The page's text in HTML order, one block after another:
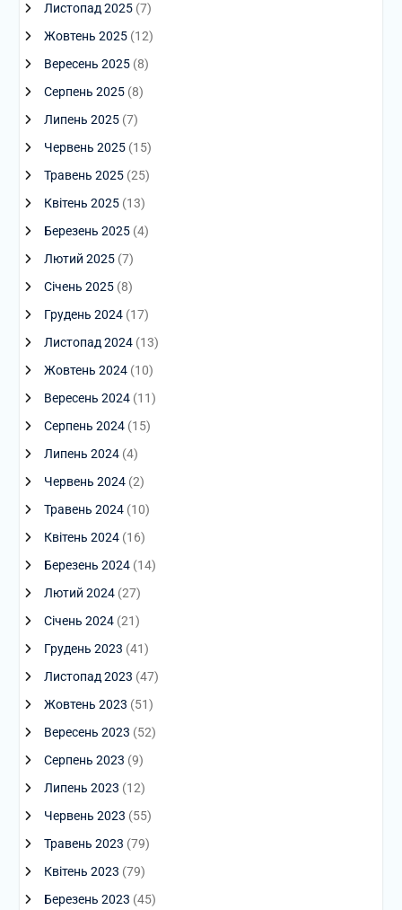
Листопад 2025(7)
Жовтень 2025(12)
Вересень 2025(8)
Серпень 2025(8)
Липень 2025(7)
Червень 2025(15)
Травень 2025(25)
Квітень 2025(13)
Березень 2025(4)
Лютий 2025(7)
Січень 2025(8)
Грудень 2024(17)
Листопад 2024(13)
Жовтень 2024(10)
Вересень 2024(11)
Серпень 2024(15)
Липень 2024(4)
Червень 2024(2)
Травень 2024(10)
Квітень 2024(16)
Березень 2024(14)
Лютий 2024(27)
Січень 2024(21)
Грудень 2023 (41)
Листопад 2023 (47)
Жовтень 2023 (51)
Вересень 2023 (52)
Серпень 2023 (9)
Липень 2023 (12)
Червень 2023 (55)
Травень 2023 (79)
Квітень 2023 (79)
Березень 2023 (45)